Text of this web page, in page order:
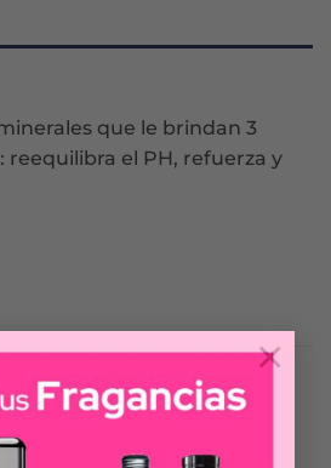
×
que le brindan 3
reequilibra el PH, refuerza y